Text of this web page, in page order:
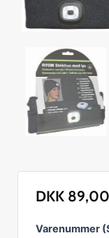
DKK 89,00
Varenummer
Strikhue